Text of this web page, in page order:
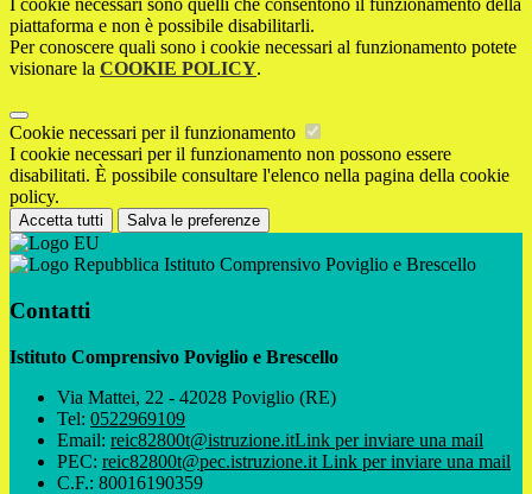
I cookie necessari sono quelli che consentono il funzionamento della
piattaforma e non è possibile disabilitarli.
Per conoscere quali sono i cookie necessari al funzionamento potete
visionare la COOKIE POLICY.
Cookie necessari per il funzionamento
I cookie necessari per il funzionamento non possono essere
disabilitati. È possibile consultare l'elenco nella pagina della cookie
policy.
Accetta tutti Salva le preferenze
Istituto Comprensivo Poviglio e Brescello
Contatti
Istituto Comprensivo Poviglio e Brescello
Via Mattei, 22 - 42028 Poviglio (RE)
Tel: 0522969109
Email: reic82800t@istruzione.itLink per inviare una mail
PEC: reic82800t@pec.istruzione.it Link per inviare una mail
C.F.: 80016190359